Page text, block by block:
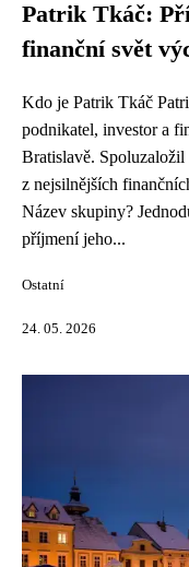
Patrik Tkáč:
finanční svět
Kdo je Patrik Tkáč
podnikatel, investor a
Bratislavě.
z nejsilnějších
Název skupiny?
příjmení jeho...
Ostatní
24. 05. 2026